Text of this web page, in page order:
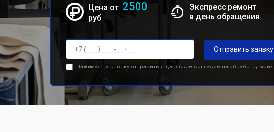
Цена от 2500
руб
Экспресс ремонт
в день обращения
Отправить заявку
Нажимая на кнопку отправить я даю свое согласие на обработку моих